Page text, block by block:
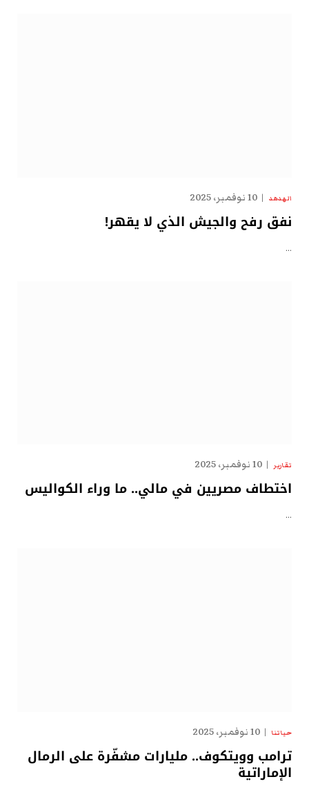
الهدهد 10 نوفمبر، 2025
نفق رفح والجيش الذي لا يقهر!
…
تقارير 10 نوفمبر، 2025
اختطاف مصريين في مالي.. ما وراء الكواليس
…
حياتنا 10 نوفمبر، 2025
ترامب وويتكوف.. مليارات مشفّرة على الرمال
الإماراتية